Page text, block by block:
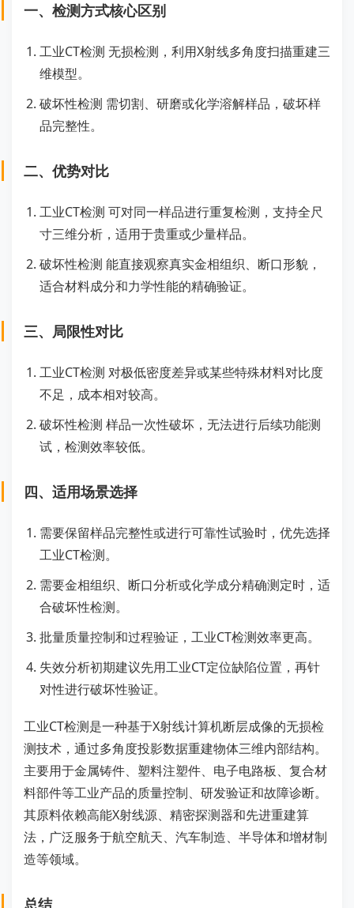
一、检测方式核心区别
工业CT检测 无损检测，利用X射线多角度扫描重建三
维模型。
破坏性检测 需切割、研磨或化学溶解样品，破坏样
品完整性。
二、优势对比
工业CT检测 可对同一样品进行重复检测，支持全尺
寸三维分析，适用于贵重或少量样品。
破坏性检测 能直接观察真实金相组织、断口形貌，
适合材料成分和力学性能的精确验证。
三、局限性对比
工业CT检测 对极低密度差异或某些特殊材料对比度
不足，成本相对较高。
破坏性检测 样品一次性破坏，无法进行后续功能测
试，检测效率较低。
四、适用场景选择
需要保留样品完整性或进行可靠性试验时，优先选择
工业CT检测。
需要金相组织、断口分析或化学成分精确测定时，适
合破坏性检测。
批量质量控制和过程验证，工业CT检测效率更高。
失效分析初期建议先用工业CT定位缺陷位置，再针
对性进行破坏性验证。
工业CT检测是一种基于X射线计算机断层成像的无损检
测技术，通过多角度投影数据重建物体三维内部结构。
主要用于金属铸件、塑料注塑件、电子电路板、复合材
料部件等工业产品的质量控制、研发验证和故障诊断。
其原料依赖高能X射线源、精密探测器和先进重建算
法，广泛服务于航空航天、汽车制造、半导体和增材制
造等领域。
总结